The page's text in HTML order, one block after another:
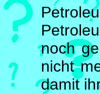
noch
nicht
damit